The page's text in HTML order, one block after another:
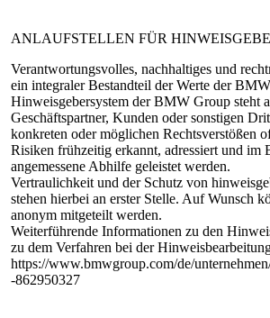
ANLAUFSTELLEN FÜR
Verantwortungsvolles, nachhaltiges und
ein integraler Bestandteil der Werte der
Hinweisgebersystem der BMW Group steht
Geschäftspartner, Kunden oder sonstigen
konkreten oder möglichen Rechtsverstößen
Risiken frühzeitig erkannt, adressiert und im
angemessene Abhilfe geleistet werden.
Vertraulichkeit und der Schutz von
stehen hierbei an erster Stelle. Auf Wunsch
anonym mitgeteilt werden.
Weiterführende Informationen zu den
zu dem Verfahren bei der
https://www.bmwgroup.com/de/
-862950327